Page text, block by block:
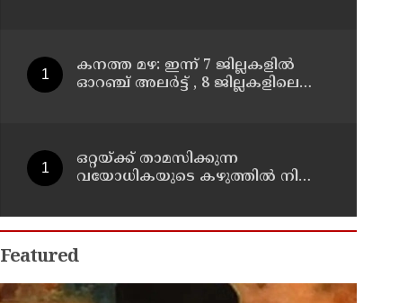
കനത്ത മഴ: ഇന്ന് 7 ജില്ലകളില്‍
ഓറഞ്ച് അലര്‍ട്ട് , 8 ജില്ലകളിലെ
ഒറ്റയ്ക്ക് താമസിക്കുന്ന
വയോധികയുടെ കഴുത്തില്‍ നിന്ന്
പൊട്ടിച്ചെടുത്തു; പ്രതി പിടിയില്‍
Featured